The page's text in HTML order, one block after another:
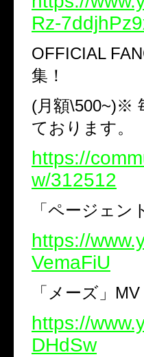
Rz-
OFFICIAL
集！
(月額\500~)※
ております。
https://
w/312512
「ページェン
https://
VemaFiU
「メーズ」 MV
https://
DHdSw